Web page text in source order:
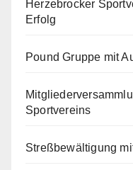
Herzebrocker
Erfolg
Pound Gruppe mit
Sportvereins
Streßbewältigung